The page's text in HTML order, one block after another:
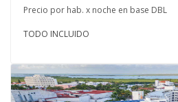
Precio por hab. x noche en base DBL
TODO INCLUIDO